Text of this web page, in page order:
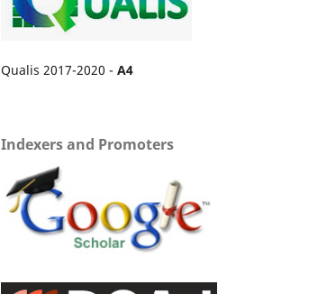
Qualis 2017-2020 - A4
Indexers and Promoters